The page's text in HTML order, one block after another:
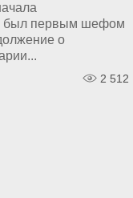
был первым шефом
о
2 512